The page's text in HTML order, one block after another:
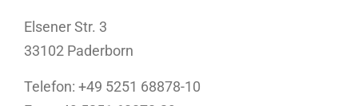
Elsener Str. 3
33102 Paderborn
Telefon: +49 5251 68878-10